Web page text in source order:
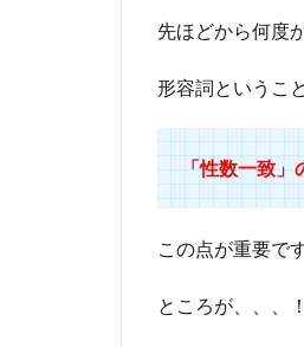
2.1
名詞
使う
場合
2.2
名詞
先ほどから何度
形容詞というこ
「性数一致」
この点が重要で
ところが、、、！